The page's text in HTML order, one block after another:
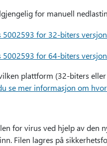
for manuell
5002593 for 32-biters
5002593 for 64-biters
plattform (32-biters
se mer informasjon om
for virus ved hjelp av
Filen lagres på